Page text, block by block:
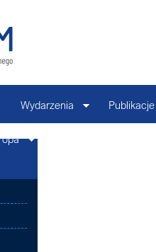
Wydarzenia Publikacje